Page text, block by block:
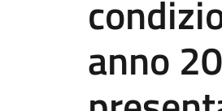
anno